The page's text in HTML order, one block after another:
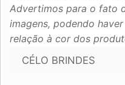
Advertimos para o fato
imagens, podendo
relação à cor dos
CÉLO BRINDES